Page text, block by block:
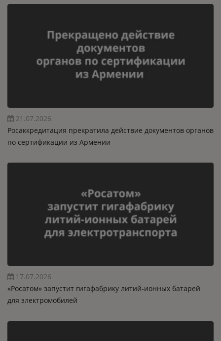
21.07.2026
Росаккредитация прекратила действие документов органов
по сертификации из Армении
17.07.2026
«Росатом» запустит гигафабрику литий-ионных батарей
для электромобилей